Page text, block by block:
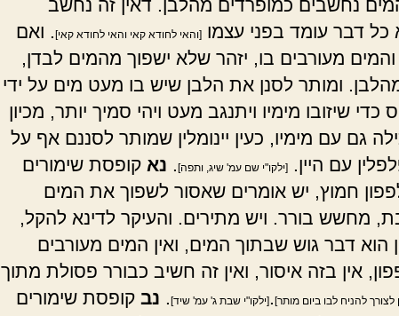
נחשבים כמופרדים מהלבן. דאין זה נחשב
דבר עומד בפני עצמו [והאי לחודא קאי והאי לחודא קאי]
. ואם
מעורבים בו, יזהר שלא ישפוך מהמים לבדן,
ומותר לסנן את הלבן שיש בו מעט מים על ידי
שיזובו מימיו ויתנגב מעט ויהי סמיך יותר, מכיון
גם עם מימיו, כעין יינומלין שמותר לסננם אף על
עם היין.
[ילקו"י שם עמ' שיג, ותפה] נא קופסת שימורים
חמוץ, יש אומרים שאסור לשפוך את המים
מחשש בורר. ויש מתירים. והעיקר לדינא להקל,
הוא דבר גוש שבתוך המים, ואין המים מעורבים
אין בזה איסור, ואין זה חשיב כבורר פסולת מתוך
לצורך להניח לבו ביום מותר] [ילקו"י שבת ג' עמ' שיד] נב קופסת שימורים